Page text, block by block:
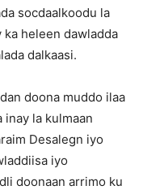
socdaalkoodu la
heleen dawladda
dalkaasi.
doona muddo ilaa
inay la kulmaan
Desalegn iyo
iyo
doonaan arrimo ku